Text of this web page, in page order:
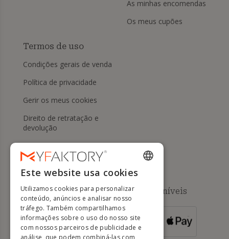
As minhas encomendas
Os meus cupões
Termos de uso
Condições gerais de venda
Política de privacidade
Gerir os meus cookies
Direito de retratação e
devolução
Ajuda
Métodos de pagamento disponíveis
PARA
ENCOMENDAS
SUPERIORES A
500 EUROS
ENGLISH
FRENCH
DUTCH
GERMAN
Este website usa cookies
Utilizamos cookies para personalizar
conteúdo, anúncios e analisar nosso
tráfego. Também compartilhamos
informações sobre o uso do nosso site
com nossos parceiros de publicidade e
análise, que podem combiná-las com